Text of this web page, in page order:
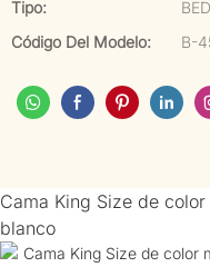
Tipo:
BED
Código Del Modelo:
B-
Cama King Size de
blanco